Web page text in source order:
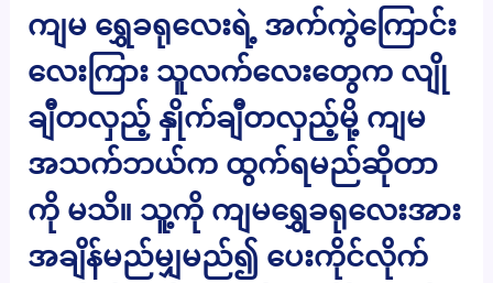
ကျမ ရွှေခရုလေးရဲ့ အက်ကွဲကြောင်း
လေးကြား သူလက်လေးတွေက လျို
ချီတလှည့် နှိုက်ချီတလှည့်မို့ ကျမ
အသက်ဘယ်က ထွက်ရမည်ဆိုတာ
ကို မသိ။ သူ့ကို ကျမရွှေခရုလေးအား
အချိန်မည်မျှမည်၍ ပေးကိုင်လိုက်